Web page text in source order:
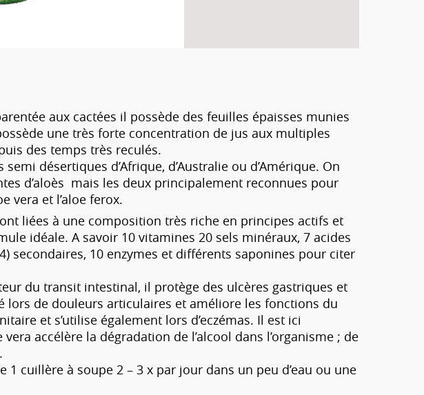
aux cactées il possède des feuilles épaisses munies
une très forte concentration de jus aux multiples
des temps très reculés.
désertiques d’Afrique, d’Australie ou d’Amérique. On
d’aloès mais les deux principalement reconnues pour
vera et l’aloe ferox.
liées à une composition très riche en principes actifs et
idéale. A savoir 10 vitamines 20 sels minéraux, 7 acides
secondaires, 10 enzymes et différents saponines pour citer
du transit intestinal, il protège des ulcères gastriques et
lors de douleurs articulaires et améliore les fonctions du
et s’utilise également lors d’eczémas. Il est ici
accélère la dégradation de l’alcool dans l’organisme ; de
1 cuillère à soupe 2 – 3 x par jour dans un peu d’eau ou une